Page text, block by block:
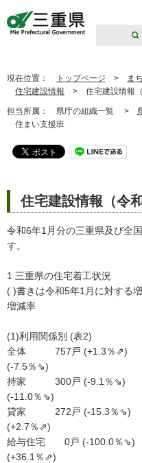
現在位置： トップページ > ま
住宅建設情報 > 住宅建設情報
担当所属： 県庁の組織一覧 >
住まい支援班
住宅建設情報（令
令和6年1月分の三重県及び全
す。
1 三重県の住宅着工状
( )書きは令和5年1月に対する
増減率
(1)利用関係別 (表
全体 757戸 (+1.3
(-7.5％⇘)
持家 300戸 (-9.1
(-11.0％⇘)
貸家 272戸 (-15.3
(+2.7％⇗)
給与住宅 0戸 (-
(+36.1％⇗)